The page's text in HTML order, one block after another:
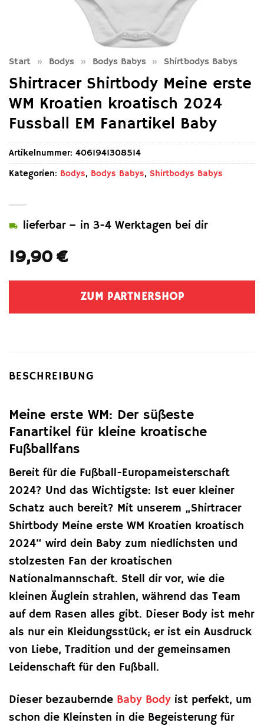
Start » Bodys » Bodys Babys » Shirtbodys Babys
Shirtracer Shirtbody Meine erste
WM Kroatien kroatisch 2024
Fussball EM Fanartikel Baby
19,90€
lieferbar – in 3-4 Werktagen bei dir
ZUM PARTNERSHOP
Artikelnummer: 4061941308514
Kategorien: Bodys, Bodys Babys, Shirtbodys Babys
BESCHREIBUNG
Meine erste WM: Der süßeste
Fanartikel für kleine kroatische
Fußballfans
Bereit für die Fußball-Europameisterschaft
2024? Und das Wichtigste: Ist euer kleiner
Schatz auch bereit? Mit unserem „Shirtracer
Shirtbody Meine erste WM Kroatien kroatisch
2024“ wird dein Baby zum niedlichsten und
stolzesten Fan der kroatischen
Nationalmannschaft. Stell dir vor, wie die
kleinen Äuglein strahlen, während das Team
auf dem Rasen alles gibt. Dieser Body ist mehr
als nur ein Kleidungsstück; er ist ein Ausdruck
von Liebe, Tradition und der gemeinsamen
Leidenschaft für den Fußball.
Dieser bezaubernde Baby Body ist perfekt, um
schon die Kleinsten in die Begeisterung für